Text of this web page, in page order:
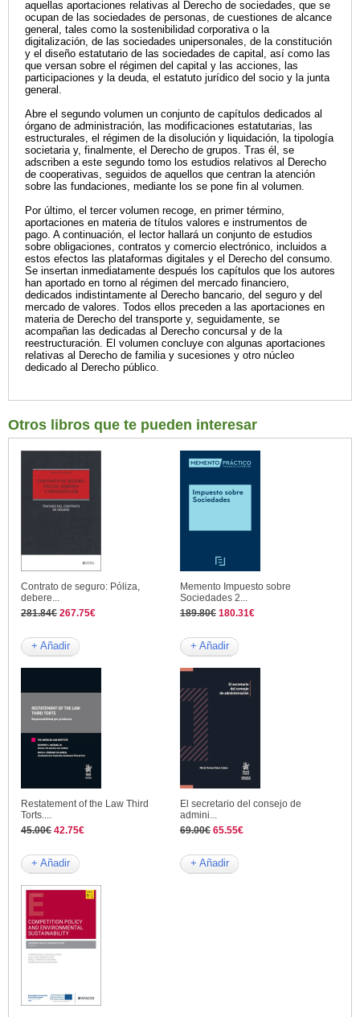
aquellas aportaciones relativas al Derecho de sociedades, que se
ocupan de las sociedades de personas, de cuestiones de alcance
general, tales como la sostenibilidad corporativa o la
digitalización, de las sociedades unipersonales, de la constitución
y el diseño estatutario de las sociedades de capital, así como las
que versan sobre el régimen del capital y las acciones, las
participaciones y la deuda, el estatuto jurídico del socio y la junta
general.
Abre el segundo volumen un conjunto de capítulos dedicados al
órgano de administración, las modificaciones estatutarias, las
estructurales, el régimen de la disolución y liquidación, la tipología
societaria y, finalmente, el Derecho de grupos. Tras él, se
adscriben a este segundo tomo los estudios relativos al Derecho
de cooperativas, seguidos de aquellos que centran la atención
sobre las fundaciones, mediante los se pone fin al volumen.
Por último, el tercer volumen recoge, en primer término,
aportaciones en materia de títulos valores e instrumentos de
pago. A continuación, el lector hallará un conjunto de estudios
sobre obligaciones, contratos y comercio electrónico, incluidos a
estos efectos las plataformas digitales y el Derecho del consumo.
Se insertan inmediatamente después los capítulos que los autores
han aportado en torno al régimen del mercado financiero,
dedicados indistintamente al Derecho bancario, del seguro y del
mercado de valores. Todos ellos preceden a las aportaciones en
materia de Derecho del transporte y, seguidamente, se
acompañan las dedicadas al Derecho concursal y de la
reestructuración. El volumen concluye con algunas aportaciones
relativas al Derecho de familia y sucesiones y otro núcleo
dedicado al Derecho público.
Otros libros que te pueden interesar
Contrato de seguro: Póliza,
debere...
281.84€ 267.75€
+ Añadir
Memento Impuesto sobre
Sociedades 2...
189.80€ 180.31€
+ Añadir
Restatement of the Law Third
Torts....
45.00€ 42.75€
+ Añadir
El secretario del consejo de
admini...
69.00€ 65.55€
+ Añadir